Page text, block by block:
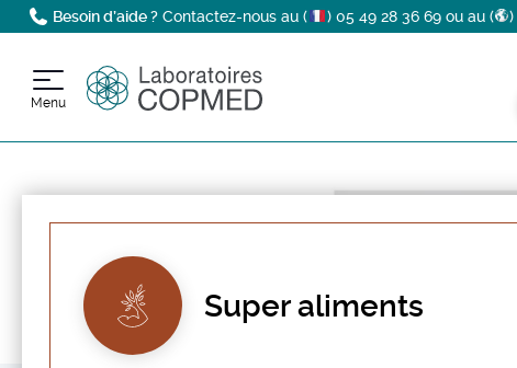
Besoin d’aide ? Contactez-nous au ( ) 05 49 28 36 69 ou au ( )
Menu
Super aliments